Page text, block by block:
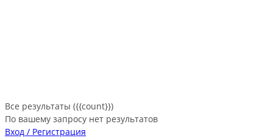
Все результаты ({{count}})
По вашему запросу нет результатов
Вход / Регистрация